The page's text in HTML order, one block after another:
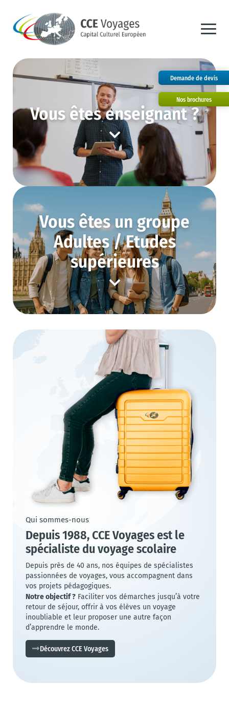
Demande de devis
Nos brochures
Vous êtesenseignant ?
Vous êtes un groupe
Adultes / Etudes
supérieures
Qui sommes-nous
Depuis 1988, CCE Voyages est le
spécialiste du voyage scolaire
Depuis près de 40 ans, nos équipes de spécialistes
passionnées de voyages, vous accompagnent dans
vos projets pédagogiques.
Notre objectif ? Faciliter vos démarches jusqu’à votre
retour de séjour, offrir à vos élèves un voyage
inoubliable et leur proposer une autre façon
d’apprendre le monde.
Découvrez CCE Voyages